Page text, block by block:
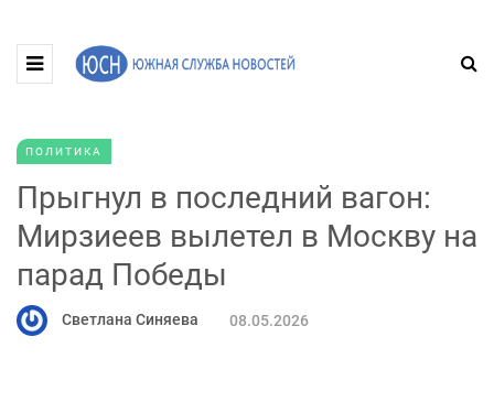
ПОЛИТИКА
Прыгнул в последний вагон:
Мирзиеев вылетел в Москву на
парад Победы
Светлана Синяева 08.05.2026